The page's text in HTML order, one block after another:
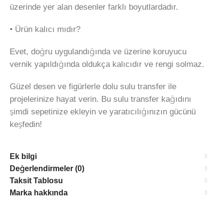
üzerinde yer alan desenler farklı boyutlardadır.
• Ürün kalıcı mıdır?
Evet, doğru uygulandığında ve üzerine koruyucu
vernik yapıldığında oldukça kalıcıdır ve rengi solmaz.
Güzel desen ve figürlerle dolu sulu transfer ile
projelerinize hayat verin. Bu sulu transfer kağıdını
şimdi sepetinize ekleyin ve yaratıcılığınızın gücünü
keşfedin!
Ek bilgi
Değerlendirmeler (0)
Taksit Tablosu
Marka hakkında